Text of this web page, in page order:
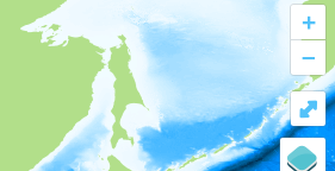
+
–
⤢